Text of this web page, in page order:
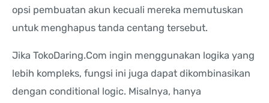
opsi pembuatan akun kecuali mereka memutuskan
untuk menghapus tanda centang tersebut.
Jika TokoDaring.Com ingin menggunakan logika yang
lebih kompleks, fungsi ini juga dapat dikombinasikan
dengan conditional logic. Misalnya, hanya